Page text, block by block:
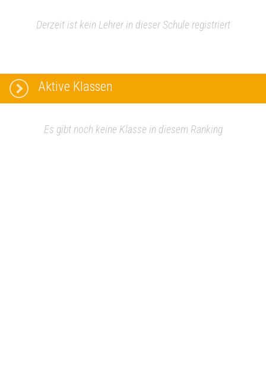
Derzeit ist kein Lehrer in dieser Schule registriert
Aktive Klassen
Es gibt noch keine Klasse in diesem Ranking